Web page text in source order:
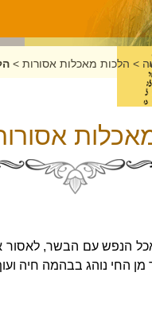
> הלכות מאכלות אסורות >
הנפש עם הבשר, לאסור
החי נוהג בבהמה חיה